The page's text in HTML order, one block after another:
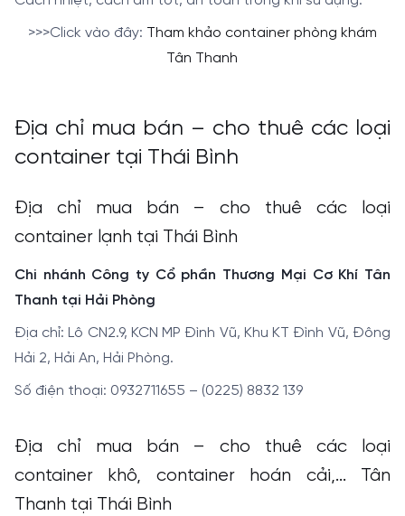
>>>Click vào đây: Tham khảo container phòng khám
Tân Thanh
Địa chỉ mua bán – cho thuê các loại
container tại Thái Bình
Địa chỉ mua bán – cho thuê các loại
container lạnh tại Thái Bình
Chi nhánh Công ty Cổ phần Thương Mại Cơ Khí Tân
Thanh tại Hải Phòng
Địa chỉ: Lô CN2.9, KCN MP Đình Vũ, Khu KT Đình Vũ, Đông
Hải 2, Hải An, Hải Phòng.
Số điện thoại: 0932711655 – (0225) 8832 139
Địa chỉ mua bán – cho thuê các loại
container khô, container hoán cải,... Tân
Thanh tại Thái Bình